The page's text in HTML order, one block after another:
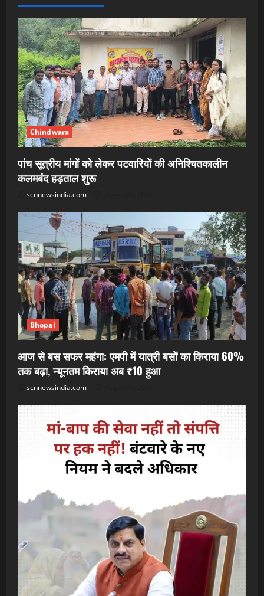
Chindwara
पांच सूत्रीय मांगों को लेकर पटवारियों की अनिश्चितकालीन
कलमबंद हड़ताल शुरू
scnnewsindia.com
Bhopal
आज से बस सफर महंगा: एमपी में यात्री बसों का किराया 60%
तक बढ़ा, न्यूनतम किराया अब ₹10 हुआ
scnnewsindia.com